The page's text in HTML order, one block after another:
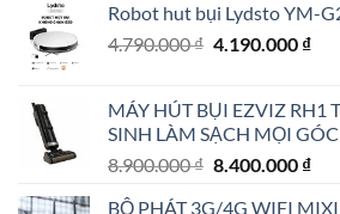
Robot hut bụi Lydsto YM-
4.790.000₫ Giá
4.790.000 ₫.
4.190.000 ₫Giá
là:
MÁY HÚT BỤI EZVIZ RH1
SINH LÀM SẠCH MỌI
8.900.000₫ Giá
8.400.000 ₫Giá
BỘ PHÁT 3G/4G WIFI